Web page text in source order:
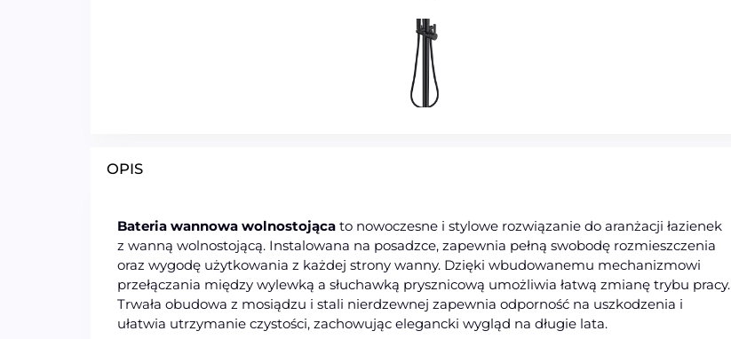
OPIS
Bateria wannowa wolnostojąca to nowoczesne i stylowe rozwiązanie do aranżacji łazienek
z wanną wolnostojącą. Instalowana na posadzce, zapewnia pełną swobodę rozmieszczenia
oraz wygodę użytkowania z każdej strony wanny. Dzięki wbudowanemu mechanizmowi
przełączania między wylewką a słuchawką prysznicową umożliwia łatwą zmianę trybu pracy.
Trwała obudowa z mosiądzu i stali nierdzewnej zapewnia odporność na uszkodzenia i
ułatwia utrzymanie czystości, zachowując elegancki wygląd na długie lata.